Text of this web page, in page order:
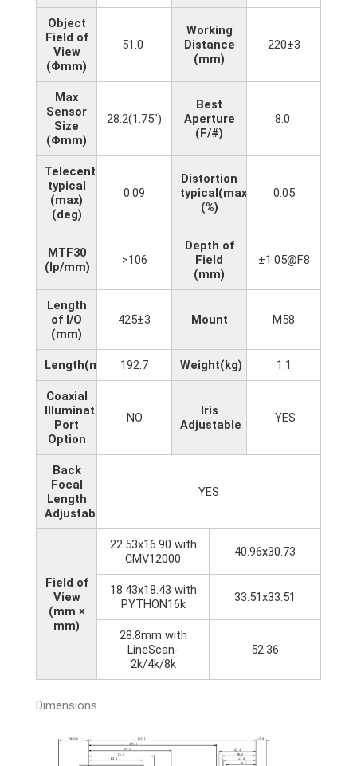
Object
Field of
View
(Φmm)
51.0
Working
Distance
(mm)
220±3
Max
Sensor
Size
(Φmm)
28.2(1.75")
Best
Aperture
(F/#)
8.0
Telecentricity
typical
(max)
(deg)
0.09
Distortion
typical(max)
(%)
0.05
MTF30
(lp/mm)
>106
Depth of
Field
(mm)
±1.05@F8
Length
of I/O
(mm)
425±3 Mount M58
Length(mm) 192.7 Weight(kg) 1.1
Coaxial
Illumination
Port
Option
NO
Iris
Adjustable
YES
Back
Focal
Length
Adjustable
YES
Field of
View
(mm ×
mm)
22.53x16.90 with
CMV12000
40.96x30.73
18.43x18.43 with
PYTHON16k
33.51x33.51
28.8mm with
LineScan-
2k/4k/8k
52.36
Dimensions